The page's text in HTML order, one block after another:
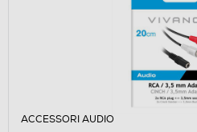
ACCESSORI AUDIO